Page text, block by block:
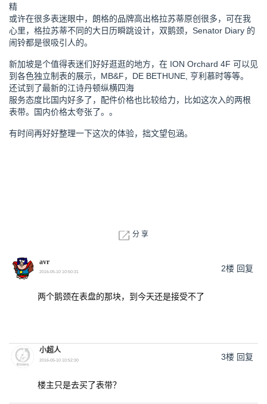
精
或许在很多表迷眼中，朗格的品牌高出格拉苏蒂原创很多，可在我
心里，格拉苏蒂不同的大日历瞬跳设计，双鹅颈，Senator Diary 的
闹铃都是很吸引人的。
新加坡是个值得表迷们好好逛逛的地方，在 ION Orchard 4F 可以见
到各色独立制表的展示，MB&F，DE BETHUNE, 亨利慕时等等。
还试到了最新的江诗丹顿纵横四海
服务态度比国内好多了，配件价格也比较给力，比如这次入的两根
表带。国内价格太夸张了。。
有时间再好好整理一下这次的体验，拙文望包涵。
分 享
avr
2016-05-10 10:50:31 2楼 回复
两个鹅颈在表盘的那块，到今天还是接受不了
小超人
2016-05-10 10:52:30 3楼 回复
楼主只是去买了表带？